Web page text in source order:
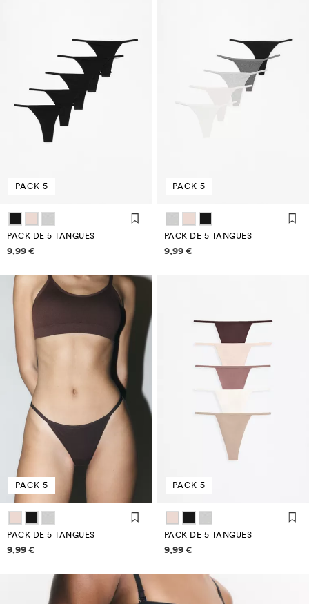
PACK 5
PACK DE 5 TANGUES
Informació de preus
9,99 €
PACK 5
PACK DE 5 TANGUES
Informació de preus
9,99 €
PACK 5
PACK DE 5 TANGUES
Informació de preus
9,99 €
PACK 5
PACK DE 5 TANGUES
Informació de preus
9,99 €